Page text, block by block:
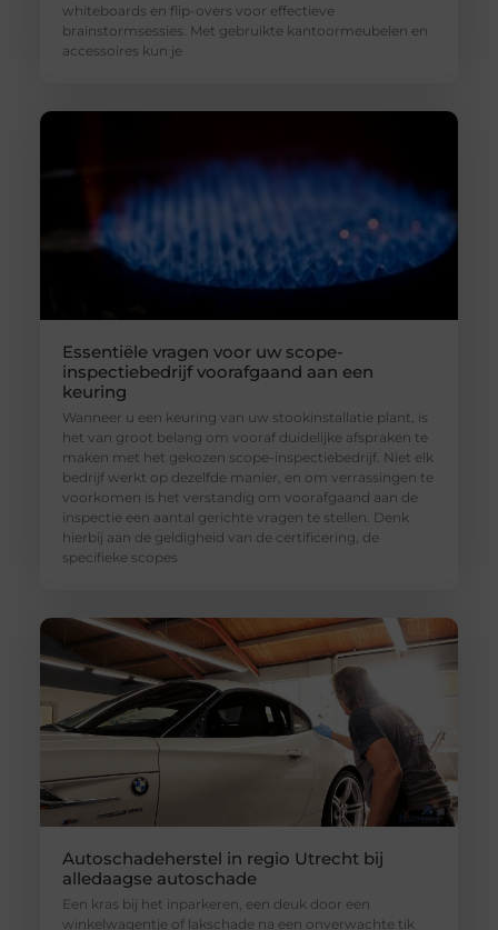
whiteboards en flip-overs voor effectieve
brainstormsessies. Met gebruikte kantoormeubelen en
accessoires kun je
Essentiële vragen voor uw scope-
inspectiebedrijf voorafgaand aan een
keuring
Wanneer u een keuring van uw stookinstallatie plant, is
het van groot belang om vooraf duidelijke afspraken te
maken met het gekozen scope-inspectiebedrijf. Niet elk
bedrijf werkt op dezelfde manier, en om verrassingen te
voorkomen is het verstandig om voorafgaand aan de
inspectie een aantal gerichte vragen te stellen. Denk
hierbij aan de geldigheid van de certificering, de
specifieke scopes
Autoschadeherstel in regio Utrecht bij
alledaagse autoschade
Een kras bij het inparkeren, een deuk door een
winkelwagentje of lakschade na een onverwachte tik